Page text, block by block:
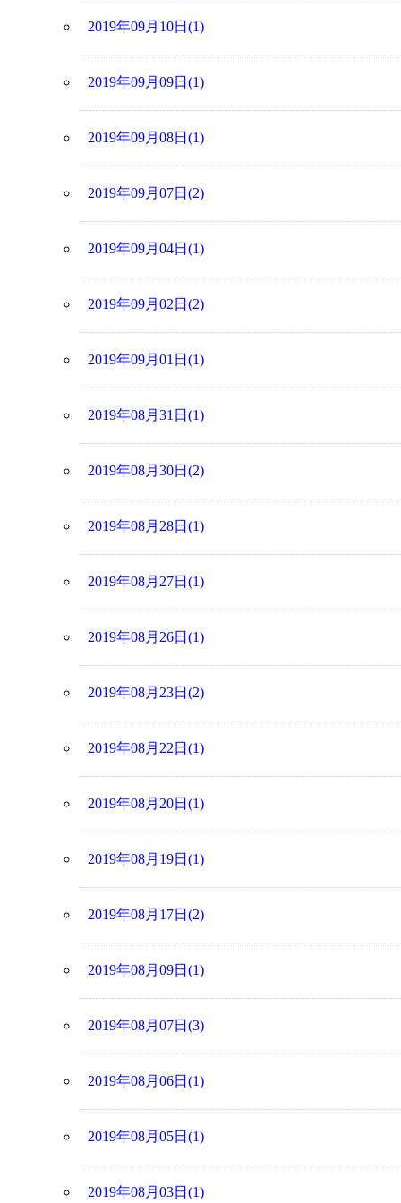
2019年09月10日(1)
2019年09月09日(1)
2019年09月08日(1)
2019年09月07日(2)
2019年09月04日(1)
2019年09月02日(2)
2019年09月01日(1)
2019年08月31日(1)
2019年08月30日(2)
2019年08月28日(1)
2019年08月27日(1)
2019年08月26日(1)
2019年08月23日(2)
2019年08月22日(1)
2019年08月20日(1)
2019年08月19日(1)
2019年08月17日(2)
2019年08月09日(1)
2019年08月07日(3)
2019年08月06日(1)
2019年08月05日(1)
2019年08月03日(1)